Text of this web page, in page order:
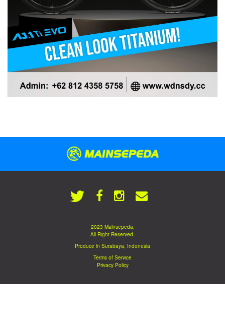
2023 Mainsepeda.
All Right Reserved.
Produce in Surabaya, Indonesia
Terms of Service
Privacy Policy